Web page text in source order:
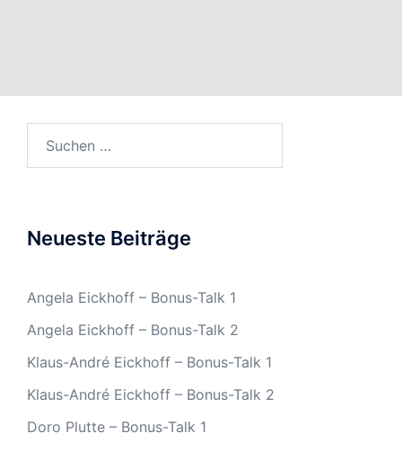
Neueste Beiträge
Angela Eickhoff – Bonus-Talk 1
Angela Eickhoff – Bonus-Talk 2
Klaus-André Eickhoff – Bonus-Talk 1
Klaus-André Eickhoff – Bonus-Talk 2
Doro Plutte – Bonus-Talk 1